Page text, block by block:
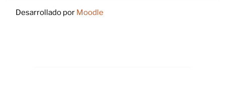
Desarrollado por Moodle